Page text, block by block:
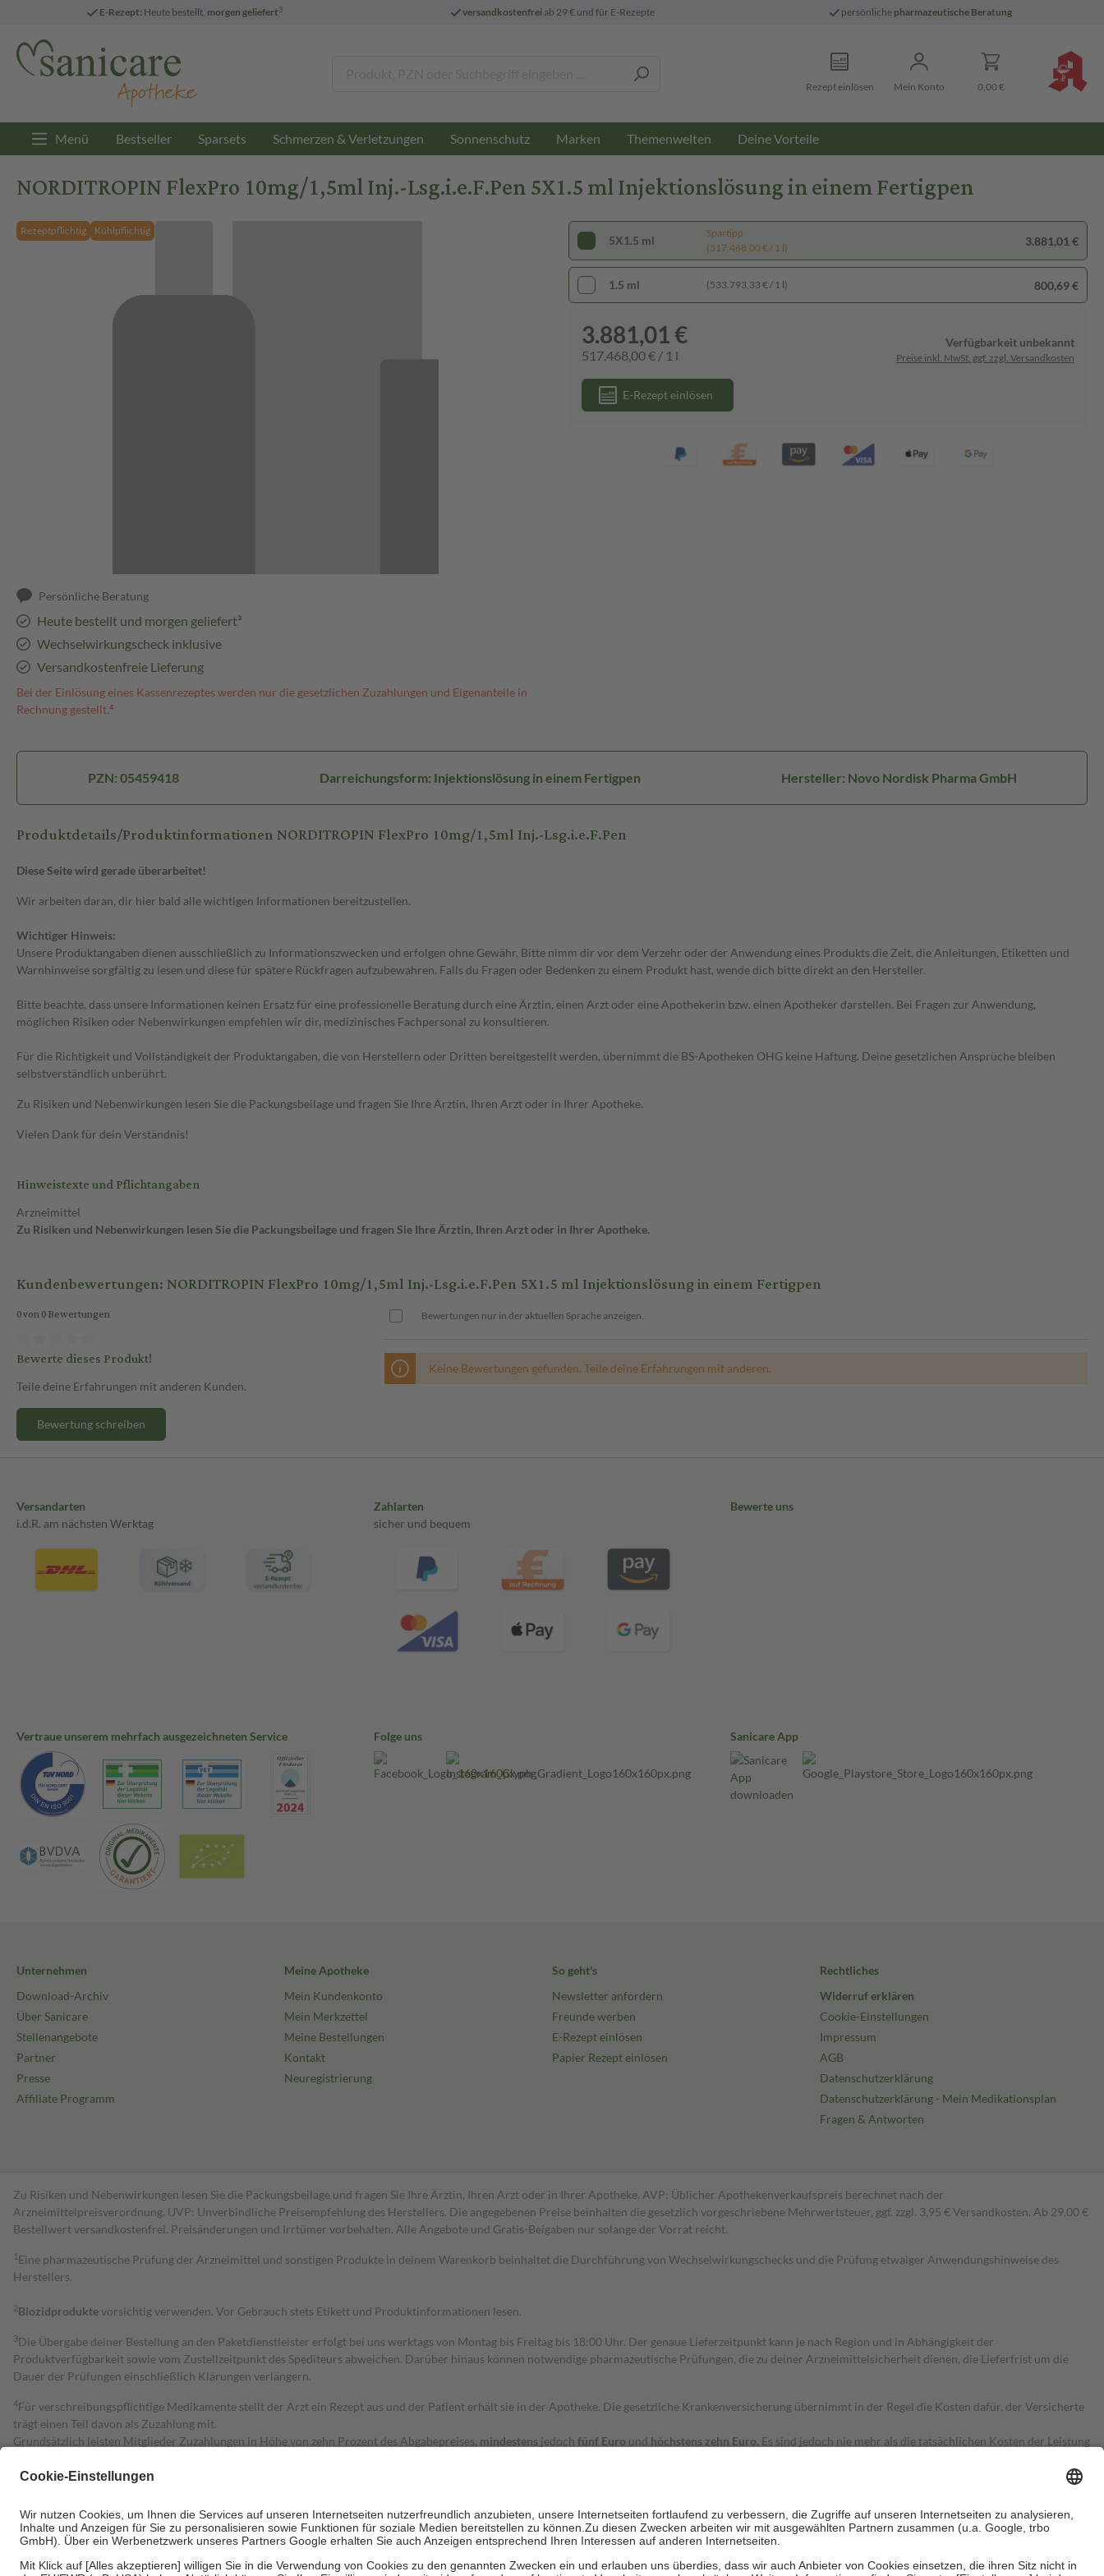
E-Rezept: Heute bestellt, morgen geliefert3 versandkostenfreiab 29 € und für E-Rezepte persönliche pharmazeutische Beratung
Rezept einlösen Mein Konto 0,00 €
Menü Bestseller Sparsets Schmerzen & Verletzungen Sonnenschutz Marken Themenwelten Deine Vorteile
NORDITROPIN FlexPro 10mg/1,5ml Inj.-Lsg.i.e.F.Pen 5X1.5 ml Injektionslösung in einem Fertigpen
Rezeptpflichtig Kühlpflichtig
Persönliche Beratung
Heute bestellt und morgen geliefert³
Wechselwirkungscheck inklusive
Versandkostenfreie Lieferung
Bei der Einlösung eines Kassenrezeptes werden nur die gesetzlichen Zuzahlungen und Eigenanteile in
Rechnung gestellt.⁴
5X1.5 ml
Spartipp
(517.468,00 € / 1 l)
3.881,01 €
1.5 ml (533.793,33 € / 1 l) 800,69 €
3.881,01 €
517.468,00 € / 1 l
Verfügbarkeit unbekannt
Preise inkl. MwSt. ggf. zzgl. Versandkosten
E-Rezept einlösen
PZN: 05459418 Darreichungsform: Injektionslösung in einem Fertigpen Hersteller: Novo Nordisk Pharma GmbH
Produktdetails/Produktinformationen NORDITROPIN FlexPro 10mg/1,5ml Inj.-Lsg.i.e.F.Pen
Diese Seite wird gerade überarbeitet!
Wir arbeiten daran, dir hier bald alle wichtigen Informationen bereitzustellen.
Wichtiger Hinweis:
Unsere Produktangaben dienen ausschließlich zu Informationszwecken und erfolgen ohne Gewähr. Bitte nimm dir vor dem Verzehr oder der Anwendung eines Produkts die Zeit, die Anleitungen, Etiketten und
Warnhinweise sorgfältig zu lesen und diese für spätere Rückfragen aufzubewahren. Falls du Fragen oder Bedenken zu einem Produkt hast, wende dich bitte direkt an den Hersteller.
Bitte beachte, dass unsere Informationen keinen Ersatz für eine professionelle Beratung durch eine Ärztin, einen Arzt oder eine Apothekerin bzw. einen Apotheker darstellen. Bei Fragen zur Anwendung,
möglichen Risiken oder Nebenwirkungen empfehlen wir dir, medizinisches Fachpersonal zu konsultieren.
Für die Richtigkeit und Vollständigkeit der Produktangaben, die von Herstellern oder Dritten bereitgestellt werden, übernimmt die BS-Apotheken OHG keine Haftung. Deine gesetzlichen Ansprüche bleiben
selbstverständlich unberührt.
Zu Risiken und Nebenwirkungen lesen Sie die Packungsbeilage und fragen Sie Ihre Ärztin, Ihren Arzt oder in Ihrer Apotheke.
Vielen Dank für dein Verständnis!
Hinweistexte und Pflichtangaben
Arzneimittel
Zu Risiken und Nebenwirkungen lesen Sie die Packungsbeilage und fragen Sie Ihre Ärztin, Ihren Arzt oder in Ihrer Apotheke.
Kundenbewertungen: NORDITROPIN FlexPro 10mg/1,5ml Inj.-Lsg.i.e.F.Pen 5X1.5 ml Injektionslösung in einem Fertigpen
0 von 0 Bewertungen
Bewerte dieses Produkt!
Teile deine Erfahrungen mit anderen Kunden.
Bewertung schreiben
Bewertungen nur in der aktuellen Sprache anzeigen.
Keine Bewertungen gefunden. Teile deine Erfahrungen mit anderen.
Versandarten
i.d.R. am nächsten Werktag
Zahlarten
sicher und bequem
Bewerte uns
Vertraue unserem mehrfach ausgezeichneten Service Folge uns Sanicare App
Unternehmen
Download-Archiv
Über Sanicare
Stellenangebote
Partner
Presse
Affiliate Programm
Meine Apotheke
Mein Kundenkonto
Mein Merkzettel
Meine Bestellungen
Kontakt
Neuregistrierung
So geht's
Newsletter anfordern
Freunde werben
E-Rezept einlösen
Papier Rezept einlösen
Rechtliches
Widerruf erklären
Cookie-Einstellungen
Impressum
AGB
Datenschutzerklärung
Datenschutzerklärung - Mein Medikationsplan
Fragen & Antworten
Zu Risiken und Nebenwirkungen lesen Sie die Packungsbeilage und fragen Sie Ihre Ärztin, Ihren Arzt oder in Ihrer Apotheke. AVP: Üblicher Apothekenverkaufspreis berechnet nach der
Arzneimittelpreisverordnung. UVP: Unverbindliche Preisempfehlung des Herstellers. Die angegebenen Preise beinhalten die gesetzlich vorgeschriebene Mehrwertsteuer, ggf. zzgl. 3,95 € Versandkosten. Ab 29,00 €
Bestell­wert versand­kosten­frei. Preisänderungen und Irrtümer vorbehalten. Alle Angebote und Gratis-Beigaben nur solange der Vorrat reicht.
1 Eine pharmazeutische Prüfung der Arzneimittel und sonstigen Produkte in deinem Warenkorb beinhaltet die Durchführung von Wechselwirkungschecks und die Prüfung etwaiger Anwendungshinweise des
Herstellers.
2Biozidproduktevorsichtig verwenden. Vor Gebrauch stets Etikett und Produktinformationen lesen.
3Die Übergabe deiner Bestellung an den Paketdienstleister erfolgt bei uns werktags von Montag bis Freitag bis 18:00 Uhr. Der genaue Lieferzeitpunkt kann je nach Region und in Abhängigkeit der
Produktverfügbarkeit sowie vom Zustellzeitpunkt des Spediteurs abweichen. Darüber hinaus können notwendige pharmazeutische Prüfungen, die zu deiner Arzneimittelsicherheit dienen, die Lieferfrist um die
Dauer der Prüfungen einschließlich Klärungen verlängern.
4Für verschreibungspflichtige Medikamente stellt der Arzt ein Rezept aus und der Patient erhält sie in der Apotheke. Die gesetzliche Krankenversicherung übernimmt in der Regel die Kosten dafür, der Versicherte
trägt einen Teil davon als Zuzahlung mit.
Grundsätzlich leisten Mitglieder Zuzahlungen in Höhe von zehn Prozent des Abgabepreises, mindestens jedoch fünf Euro und höchstens zehn Euro. Es sind jedoch nie mehr als die tatsächlichen Kosten der Leistung
Diese Regeln gelten grundsätzlich auch für Online-Apotheken.
Um das Engagement der Versicherten für ihre eigene Gesundheit zu stärken und die besondere Stellung der Familie zu unterstützen, fallenkeine Zuzahlungen an bei:
• Kindern und Jugendlichen bis zum vollendeten 18. Lebensjahr mit Ausnahme der Fahrkosten
• Untersuchungen zur Vorsorge und Früherkennung, die von der GKV getragen werden
• empfohlenen Schutzimpfungen